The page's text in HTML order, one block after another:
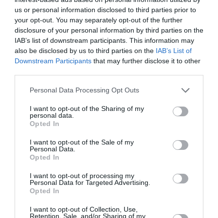
us or personal information disclosed to third parties prior to
your opt-out. You may separately opt-out of the further
disclosure of your personal information by third parties on the
IAB’s list of downstream participants. This information may
also be disclosed by us to third parties on the IAB’s List of
Downstream Participants that may further disclose it to other
Personal Data Processing Opt Outs
I want to opt-out of the Sharing of my
personal data.
Opted In
I want to opt-out of the Sale of my
Personal Data.
Opted In
I want to opt-out of processing my
Personal Data for Targeted Advertising.
Opted In
I want to opt-out of Collection, Use,
Retention, Sale, and/or Sharing of my
Ταυτότητα Εκδήλωσης
Ημερομηνία:
Από: 08/06/2018 Εως:
10/06/2018
Στις 21:00
Χώρος Η, Πειραιώς 260, Αθήνα
Eισιτήρια:
Α Ζώνη: 20€ | Β Ζώνη: 10€ - 15
Τα εισιτήρια και για τις τρεις ημέρες, έχουν εξαντληθεί.
Πληροφορίες / Κρατήσεις: